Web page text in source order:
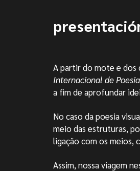
A partir do mote e dos
Internacional de
a fim de aprofundar
No caso da poesia
meio das estruturas,
ligação com os meios,
Assim, nossa viagem